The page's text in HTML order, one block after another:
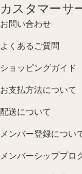
カスタマーサ
お問い合わせ
よくあるご質問
ショッピングガイド
お支払方法について
配送について
メンバー登録につい
メンバーシッププロ